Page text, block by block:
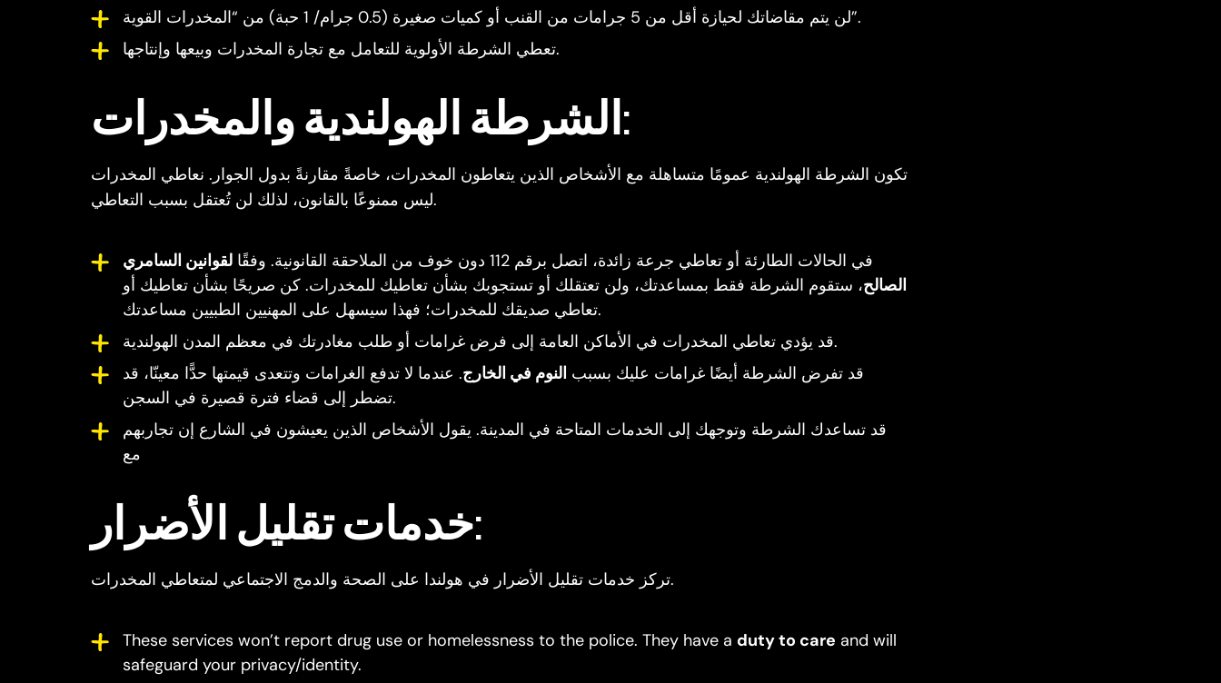
لن يتم مقاضاتك لحيازة أقل من 5 جرامات من القنب أو كميات صغيرة (0.5 جرام/ 1 حبة) من “المخدرات القوية”.
تعطي الشرطة الأولوية للتعامل مع تجارة المخدرات وبيعها وإنتاجها.
الشرطة الهولندية والمخدرات:
تكون الشرطة الهولندية عمومًا متساهلة مع الأشخاص الذين يتعاطون المخدرات، خاصةً مقارنةً بدول الجوار. نعاطي المخدرات
ليس ممنوعًا بالقانون، لذلك لن تُعتقل بسبب التعاطي.
في الحالات الطارئة أو تعاطي جرعة زائدة، اتصل برقم 112 دون خوف من الملاحقة القانونية. وفقًا
لقوانين السامري
الصالح، ستقوم الشرطة فقط بمساعدتك، ولن تعتقلك أو تستجوبك بشأن تعاطيك للمخدرات. كن صريحًا بشأن تعاطيك أو
تعاطي صديقك للمخدرات؛ فهذا سيسهل على المهنيين الطبيين مساعدتك.
قد يؤدي تعاطي المخدرات في الأماكن العامة إلى فرض غرامات أو طلب مغادرتك في معظم المدن الهولندية.
قد تفرض الشرطة أيضًا غرامات عليك بسبب النوم في الخارج. عندما لا تدفع الغرامات وتتعدى قيمتها حدًّا معينّا، قد
تضطر إلى قضاء فترة قصيرة في السجن.
قد تساعدك الشرطة وتوجهك إلى الخدمات المتاحة في المدينة. يقول الأشخاص الذين يعيشون في الشارع إن تجاربهم
مع
خدمات تقليل الأضرار:
تركز خدمات تقليل الأضرار في هولندا على الصحة والدمج الاجتماعي لمتعاطي المخدرات.
These services won’t report drug use or homelessness to the police. They have a duty to care and will
safeguard your privacy/identity.